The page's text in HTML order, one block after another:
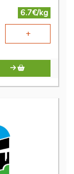
6.7€/kg
+